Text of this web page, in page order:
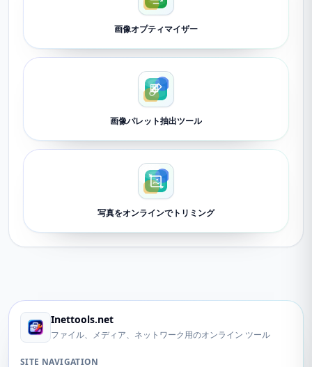
画像オプティマイザー
画像パレット抽出ツール
写真をオンラインでトリミング
Inettools.net
ファイル、メディア、ネットワーク用のオンライン ツール
SITE NAVIGATION